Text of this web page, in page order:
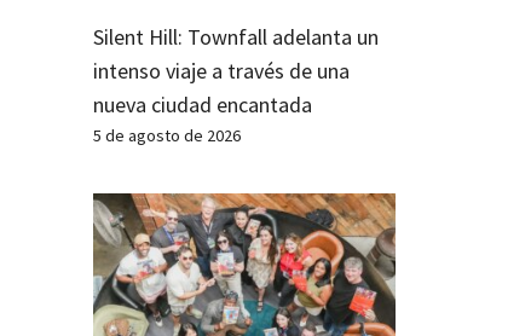
Silent Hill: Townfall adelanta un
intenso viaje a través de una
nueva ciudad encantada
5 de agosto de 2026